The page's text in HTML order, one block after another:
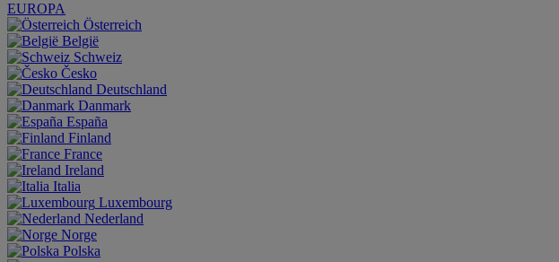
EUROPA
Österreich
België
Schweiz
Česko
Deutschland
Danmark
España
Finland
France
Ireland
Italia
Luxembourg
Nederland
Norge
Polska